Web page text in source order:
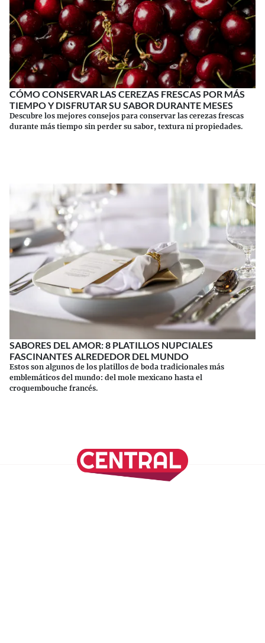
CÓMO CONSERVAR LAS CEREZAS FRESCAS POR MÁS
TIEMPO Y DISFRUTAR SU SABOR DURANTE MESES
Descubre los mejores consejos para conservar las cerezas frescas
durante más tiempo sin perder su sabor, textura ni propiedades.
SABORES DEL AMOR: 8 PLATILLOS NUPCIALES
FASCINANTES ALREDEDOR DEL MUNDO
Estos son algunos de los platillos de boda tradicionales más
emblemáticos del mundo: del mole mexicano hasta el
croquembouche francés.